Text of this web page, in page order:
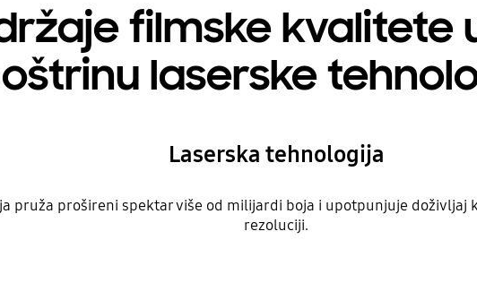
filmske kvalitete
oštrinu laserske
Laserska tehnologija
pruža prošireni spektar više od milijardi boja i upotpunjuje
rezoluciji.